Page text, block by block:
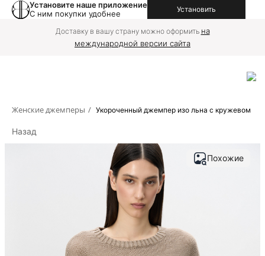
Установите наше приложение
С ним покупки удобнее
Установить
Доставку в вашу страну можно оформить на
международной версии сайта
Женские джемперы / Укороченный джемпер изо льна с кружевом
Назад
Похожие